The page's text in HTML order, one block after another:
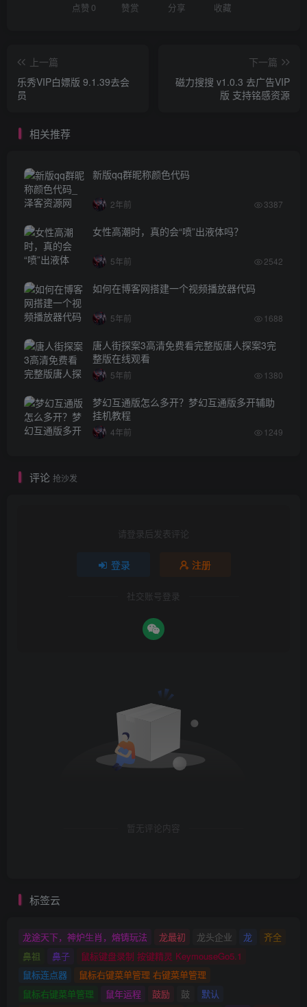
点赞 0 赞赏 分享 收藏
上一篇
乐秀VIP白嫖版 9.1.39去会
员
下一篇
磁力搜搜 v1.0.3 去广告VIP
版 支持铭感资源
相关推荐
新版qq群昵称颜色代码
2年前 3387
女性高潮时，真的会“喷”出液体吗？
5年前 2542
如何在博客网搭建一个视频播放器代码
5年前 1688
唐人街探案3高清免费看完整版唐人探案3完
整版在线观看
5年前 1380
梦幻互通版怎么多开？梦幻互通版多开辅助
挂机教程
4年前 1249
评论 抢沙发
请登录后发表评论
登录 注册
社交账号登录
暂无评论内容
标签云
龙途天下，神炉生肖，熔铸玩法 龙最初 龙头企业 龙
齐全
鼻祖
鼻子
鼠标键盘录制 按键精灵 KeymouseGo5.1
鼠标连点器
鼠标右键菜单管理 右键菜单管理
鼠标右键菜单管理
鼠年运程 鼓励 鼓
默认